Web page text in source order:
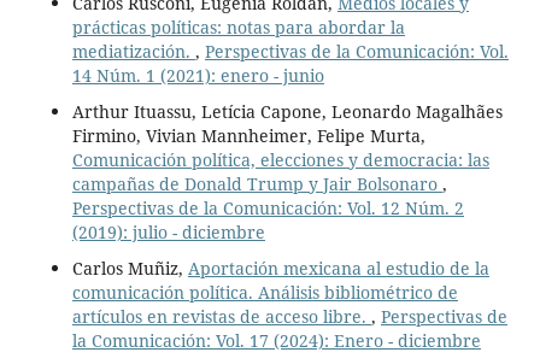
prácticas políticas: notas para abordar la
mediatización. , Perspectivas de la Comunicación: Vol.
14 Núm. 1 (2021): enero - junio
Arthur Ituassu, Letícia Capone, Leonardo Magalhães
Firmino, Vivian Mannheimer, Felipe Murta,
Comunicación política, elecciones y democracia: las
campañas de Donald Trump y Jair Bolsonaro ,
Perspectivas de la Comunicación: Vol. 12 Núm. 2
(2019): julio - diciembre
Carlos Muñiz, Aportación mexicana al estudio de la
comunicación política. Análisis bibliométrico de
artículos en revistas de acceso libre. , Perspectivas de
la Comunicación: Vol. 17 (2024): Enero - diciembre